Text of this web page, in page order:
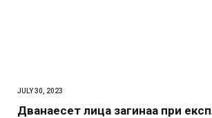
JULY 30, 2023
Дванаесет лица загинаа при